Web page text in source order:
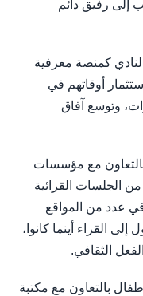
إلى رفيق دائم
كمنصة معرفية
أوقاتهم في
وتوسع آفاق
مع مؤسسات
الجلسات القرائية
عدد من المواقع
القراء أينما كانوا،
الثقافي.
بالتعاون مع مكتبة